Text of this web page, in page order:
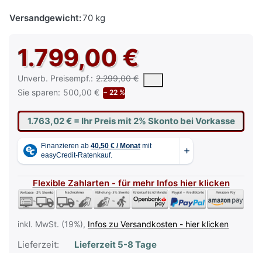
Versandgewicht:70 kg
1.799,00 €
Unverb. Preisempf.: 2.299,00 €
Die UVP ist der vorgeschlagene oder empfohlene
Sie sparen: 500,00 € − 22 %
1.763,02 € = Ihr Preis mit 2% Skonto bei Vorkasse
Flexible Zahlarten - für mehr Infos hier klicken
inkl. MwSt. (19%), Infos zu Versandkosten - hier klicken
Lieferzeit: Lieferzeit 5-8 Tage